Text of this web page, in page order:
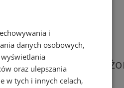
korzystasz z usług
i
danych osobowych,
oraz ulepszania
w tych i innych celach,